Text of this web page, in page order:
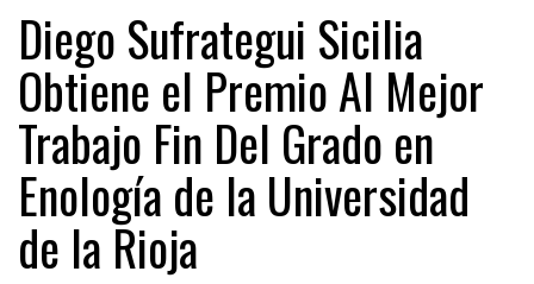
Diego Sufrategui Sicilia
Obtiene el Premio Al Mejor
Trabajo Fin Del Grado en
Enología de la Universidad
de la Rioja